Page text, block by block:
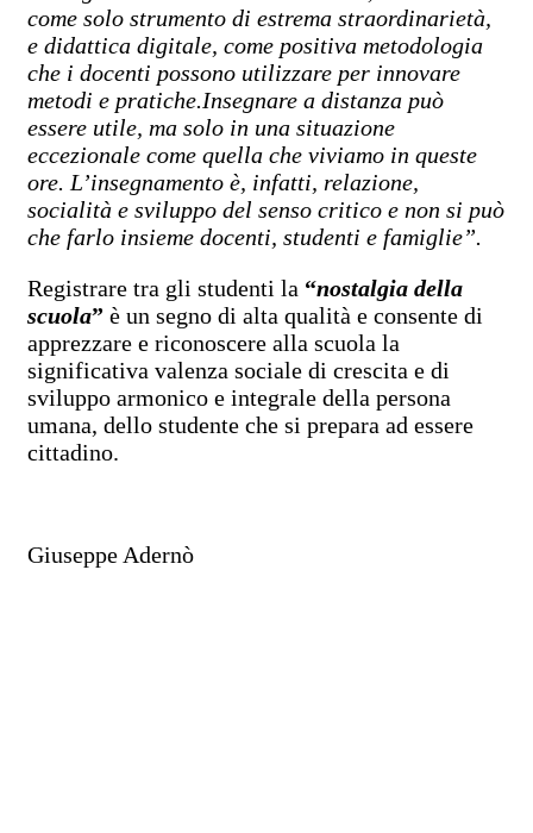
come solo strumento di estrema straordinarietà,
e didattica digitale, come positiva metodologia
che i docenti possono utilizzare per innovare
metodi e pratiche.Insegnare a distanza può
essere utile, ma solo in una situazione
eccezionale come quella che viviamo in queste
ore. L’insegnamento è, infatti, relazione,
socialità e sviluppo del senso critico e non si può
che farlo insieme docenti, studenti e famiglie”.
Registrare tra gli studenti la “nostalgia della
scuola” è un segno di alta qualità e consente di
apprezzare e riconoscere alla scuola la
significativa valenza sociale di crescita e di
sviluppo armonico e integrale della persona
umana, dello studente che si prepara ad essere
cittadino.
Giuseppe Adernò